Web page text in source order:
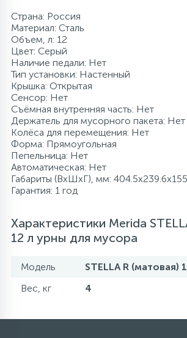
Страна: Россия
Материал: Сталь
Объем, л: 12
Цвет: Серый
Наличие педали: Нет
Тип установки: Настенный
Крышка: Открытая
Сенсор: Нет
Съёмная внутренняя часть: Нет
Держатель для мусорного пакета: Нет
Колёса для перемещения: Нет
Форма: Прямоугольная
Пепельница: Нет
Автоматическая: Нет
Габариты (ВхШхГ), мм: 404.5x239.6x155
Гарантия: 1 год
Характеристики Merida
12 л урны для мусора
Модель
STELLA R (матовая)
Вес, кг
4